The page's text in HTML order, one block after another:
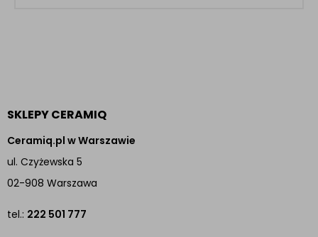
SKLEPY CERAMIQ
Ceramiq.pl w Warszawie
ul. Czyżewska 5
02-908 Warszawa
tel.: 222 501 777